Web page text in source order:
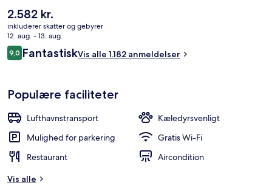
Den
nuværende
pris
er
2.582 kr.
2.582 kr.
inkluderer skatter og gebyrer
12. aug. - 13. aug.
Anmeldelser
9,09,0 ud af 10.
FantastiskVis alle 1.182 anmeldelser
Populære faciliteter
Lufthavnstransport
Kæledyrsvenligt
Mulighed for parkering
Gratis Wi-Fi
Restaurant
Aircondition
Vis alle